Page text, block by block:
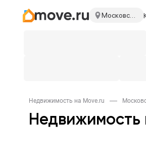
Московская область
Недвижимость на Move.ru
Недвижимость